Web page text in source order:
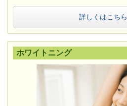
詳しくはこちら
ホワイトニング